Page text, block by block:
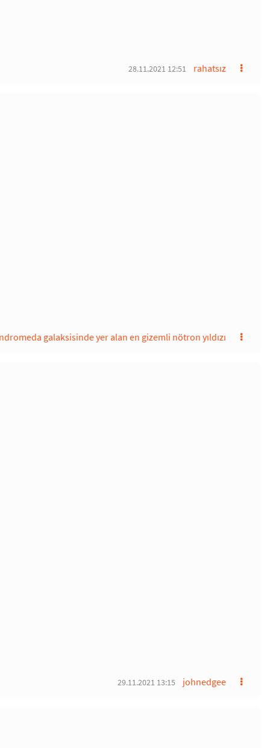
rahatsız
28.11.2021 12:51
galaksisinde yer alan en gizemli nötron yıldızı
johnedgee
29.11.2021 13:15